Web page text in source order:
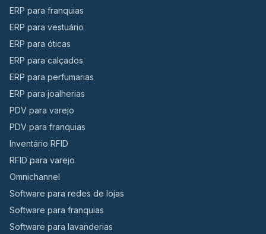
ERP para franquias
ERP para vestuário
ERP para óticas
ERP para calçados
ERP para perfumarias
ERP para joalherias
PDV para varejo
PDV para franquias
Inventário RFID
RFID para varejo
Omnichannel
Software para redes de lojas
Software para franquias
Software para lavanderias